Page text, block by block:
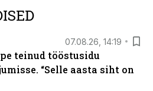
07.08.26, 14:19
teinud tööstusidu
“Selle aasta siht on